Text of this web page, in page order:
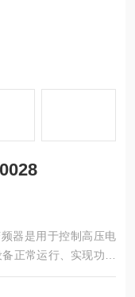
器是用于控制高压电
正常运行、实现功能
种类繁多，涵盖了功